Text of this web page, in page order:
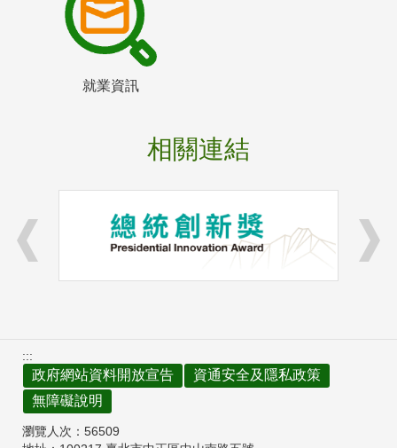
就業資訊
相關連結
:::
政府網站資料開放宣告
資通安全及隱私政策
無障礙說明
瀏覽人次： 56509